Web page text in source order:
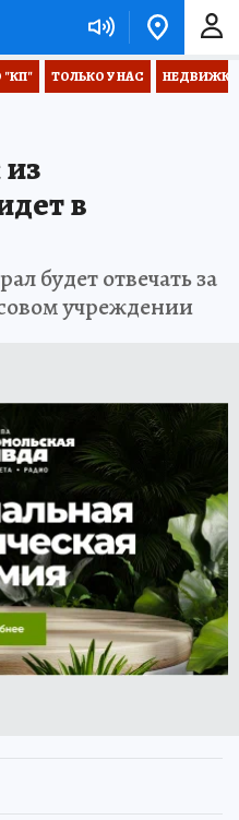
"КП" ТОЛЬКО У НАС НЕДВИЖКА
в
будет отвечать за
учреждении